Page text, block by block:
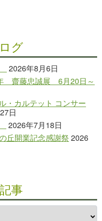
グ
2026年8月6日
齋藤忠誠展 6月20日～
・カルテット コンサー
日
2026年7月18日
丘開業記念感謝祭 2026
事